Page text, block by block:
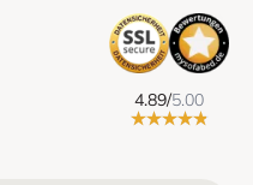
4.89/5.00